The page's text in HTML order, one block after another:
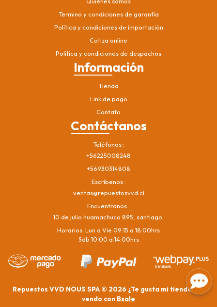
Termino y condiciones de garantía
Política y condiciones de importación
Cotiza online
Política y condiciones de despachos
Información
Tienda
Link de pago
Contato
Contáctanos
Teléfonos
+56225008248
+56930314808
Escríbenos
ventas@repuestosvvd.cl
Encuentranos
10 de julio huamachuco 895, santiago.
Horarios: Lun a Vie 09:15 a 18:00hrs
Sáb 10:00 a 14:00hrs
Repuestos VVD NOUS SPA © 2026 ¿Te gusta mi tienda? Yo
vendo con Bsale